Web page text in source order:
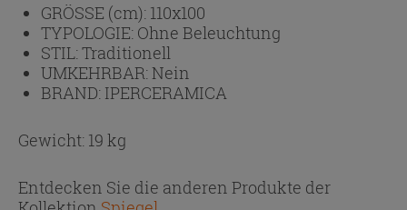
GRÖSSE (cm): 110x100
TYPOLOGIE: Ohne Beleuchtung
STIL:Traditionell
UMKEHRBAR:Nein
BRAND: IPERCERAMICA
Gewicht: 19 kg
Entdecken Sie die anderen Produkte der